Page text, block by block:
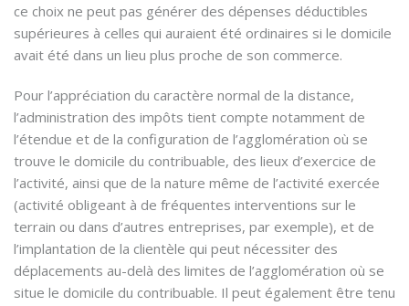
ce choix ne peut pas générer des dépenses déductibles
supérieures à celles qui auraient été ordinaires si le domicile
avait été dans un lieu plus proche de son commerce.
Pour l’appréciation du caractère normal de la distance,
l’administration des impôts tient compte notamment de
l’étendue et de la configuration de l’agglomération où se
trouve le domicile du contribuable, des lieux d’exercice de
l’activité, ainsi que de la nature même de l’activité exercée
(activité obligeant à de fréquentes interventions sur le
terrain ou dans d’autres entreprises, par exemple), et de
l’implantation de la clientèle qui peut nécessiter des
déplacements au-delà des limites de l’agglomération où se
situe le domicile du contribuable. Il peut également être tenu